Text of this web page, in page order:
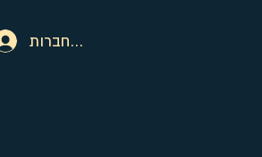
להתחברות